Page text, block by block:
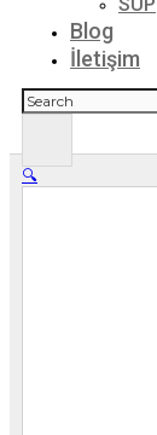
Blog
İletişim
Ara
🔍